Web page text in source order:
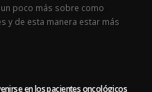
y de esta manera estar más